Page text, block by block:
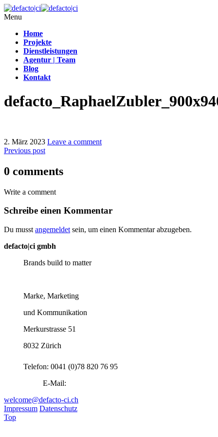
Menu
Home
Projekte
Dienstleistungen
Agentur | Team
Blog
Kontakt
2. März 2023 Leave a comment
Previous post
0 comments
Write a comment
Schreibe einen Kommentar
Du musst angemeldet sein, um einen Kommentar abzugeben.
defacto|ci gmbh
Brands build to matter
Marke, Marketing
und Kommunikation
Merkurstrasse 51
8032 Zürich
Telefon: 0041 (0)78 820 76 95
E-Mail:
welcome@defacto-ci.ch
Impressum Datenschutz
Top